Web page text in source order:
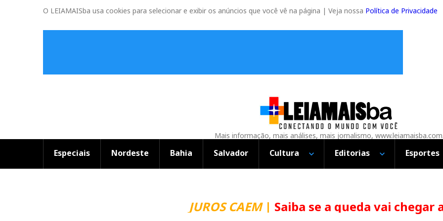
O LEIAMAISba usa cookies para selecionar e exibir os anúncios que você vê na página | Veja nossa Política de Privacidade
Mais informação, mais análises, mais jornalismo,
Especiais Nordeste Bahia Salvador Cultura Editorias Esportes
JUROS CAEM|Saiba se a queda vai chegar ao